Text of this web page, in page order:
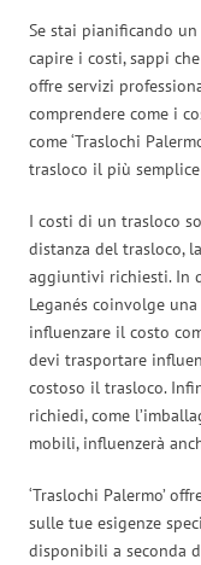
Se stai pianificando
capire i costi, sappi che
offre servizi
comprendere come i
come ‘Traslochi
trasloco il più
I costi di un trasloco
distanza del trasloco,
aggiuntivi richiesti. In
Leganés coinvolge
influenzare il costo
devi trasportare
costoso il trasloco.
richiedi, come
mobili, influenzerà
‘Traslochi Palermo’
sulle tue esigenze
disponibili a seconda